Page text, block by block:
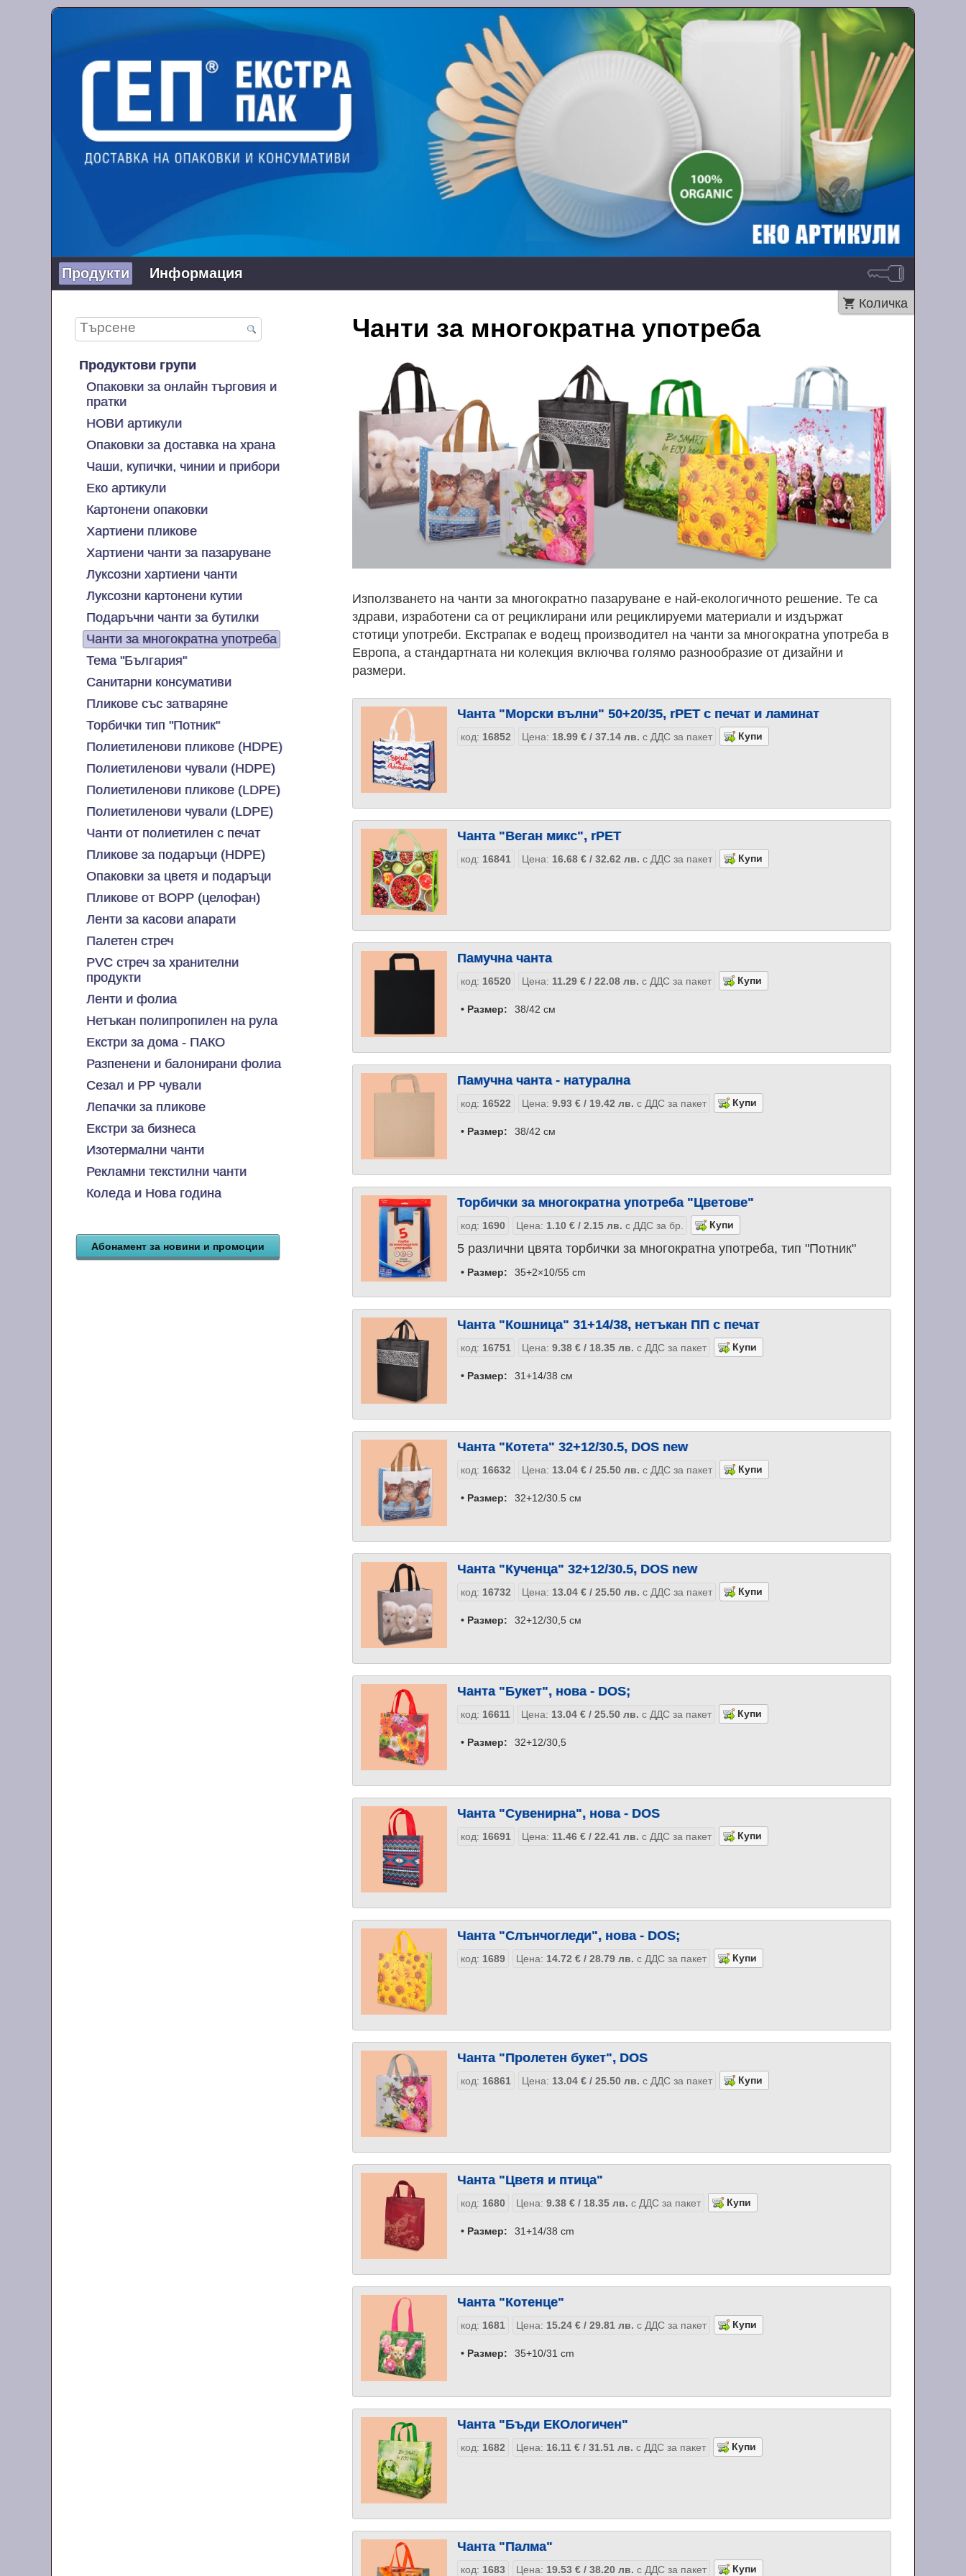
Продукти Информация
Количка
Продуктови групи
Опаковки за онлайн търговия и
пратки
НОВИ артикули
Опаковки за доставка на храна
Чаши, купички, чинии и прибори
Еко артикули
Картонени опаковки
Хартиени пликове
Хартиени чанти за пазаруване
Луксозни хартиени чанти
Луксозни картонени кутии
Подаръчни чанти за бутилки
Чанти за многократна употреба
Тема "България"
Санитарни консумативи
Пликове със затваряне
Торбички тип "Потник"
Полиетиленови пликове (HDPE)
Полиетиленови чували (HDPE)
Полиетиленови пликове (LDPE)
Полиетиленови чували (LDPE)
Чанти от полиетилен с печат
Пликове за подаръци (HDPE)
Опаковки за цветя и подаръци
Пликове от BOPP (целофан)
Ленти за касови апарати
Палетен стреч
PVC стреч за хранителни
продукти
Ленти и фолиа
Нетъкан полипропилен на рула
Екстри за дома - ПАКО
Разпенени и балонирани фолиа
Сезал и PP чували
Лепачки за пликове
Екстри за бизнеса
Изотермални чанти
Рекламни текстилни чанти
Коледа и Нова година
Чанти за многократна употреба
Използването на чанти за многократно пазаруване е най-екологичното решение. Те са
здрави, изработени са от рециклирани или рециклируеми материали и издържат
стотици употреби. Екстрапак е водещ производител на чанти за многократна употреба в
Европа, а стандартната ни колекция включва голямо разнообразие от дизайни и
размери.
Чанта "Морски вълни" 50+20/35, rPET с печат и ламинат
код: 16852 Цена: 18.99€ / 37.14лв. с ДДС за пакет
Чанта "Веган микс", rPET
код: 16841 Цена: 16.68€ / 32.62лв. с ДДС за пакет
Памучна чанта
код: 16520 Цена: 11.29€ / 22.08лв. с ДДС за пакет
• Размер: 38/42 см
Памучна чанта - натурална
код: 16522 Цена:9.93€ / 19.42лв. с ДДС за пакет
• Размер: 38/42 см
Торбички за многократна употреба "Цветове"
код: 1690 Цена: 1.10€ / 2.15лв. с ДДС за бр.
5 различни цвята торбички за многократна употреба, тип "Потник"
• Размер: 35+2×10/55 cm
Чанта "Кошница" 31+14/38, нетъкан ПП с печат
код: 16751 Цена:9.38€ / 18.35лв. с ДДС за пакет
• Размер: 31+14/38 см
Чанта "Котета" 32+12/30.5, DOS new
код: 16632 Цена: 13.04€ / 25.50лв. с ДДС за пакет
• Размер: 32+12/30.5 см
Чанта "Кученца" 32+12/30.5, DOS new
код: 16732 Цена: 13.04€ / 25.50лв. с ДДС за пакет
• Размер: 32+12/30,5 см
Чанта "Букет", нова - DOS;
код: 16611 Цена: 13.04€ / 25.50лв. с ДДС за пакет
• Размер: 32+12/30,5
Чанта "Сувенирна", нова - DOS
код: 16691 Цена: 11.46€ / 22.41лв. с ДДС за пакет
Чанта "Слънчогледи", нова - DOS;
код: 1689 Цена: 14.72€ / 28.79лв. с ДДС за пакет
Чанта "Пролетен букет", DOS
код: 16861 Цена: 13.04€ / 25.50лв. с ДДС за пакет
Чанта "Цветя и птица"
код: 1680 Цена:9.38€ / 18.35лв. с ДДС за пакет
• Размер: 31+14/38 cm
Чанта "Котенце"
код: 1681 Цена: 15.24€ / 29.81лв. с ДДС за пакет
• Размер: 35+10/31 cm
Чанта "Бъди ЕКОлогичен"
код: 1682 Цена: 16.11€ / 31.51лв. с ДДС за пакет
Чанта "Палма"
код: 1683 Цена: 19.53€ / 38.20лв. с ДДС за пакет